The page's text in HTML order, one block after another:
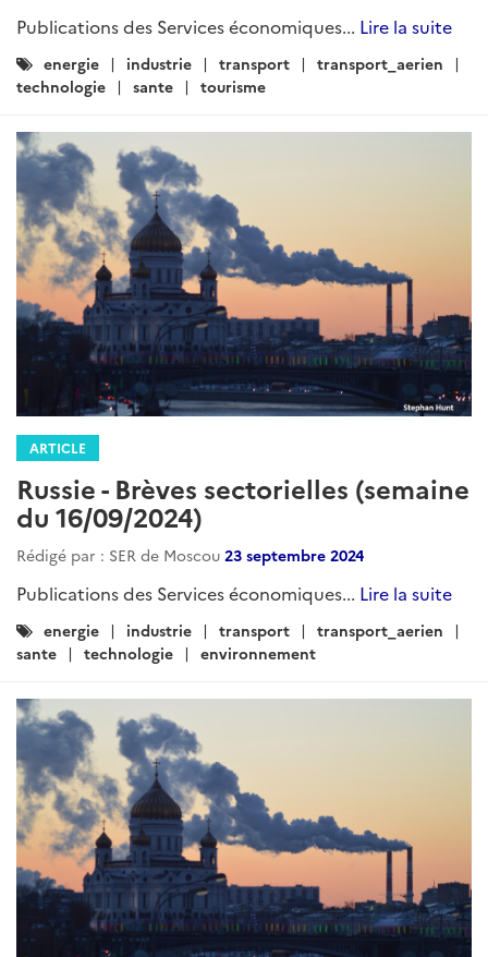
Publications des Services économiques... Lire la suite
Catégories
:
energie industrie transport
transport_aerien
technologie
sante tourisme
ARTICLE
Russie - Brèves sectorielles (semaine
du 16/09/2024)
Rédigé par : SER de Moscou 23 septembre 2024
Publications des Services économiques... Lire la suite
Catégories
:
energie industrie transport
transport_aerien
sante
technologie environnement